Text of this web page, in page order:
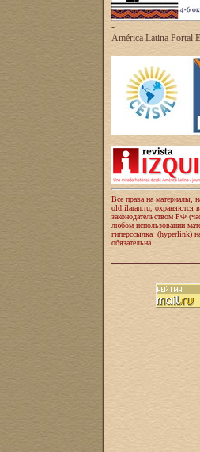
-
América Latina Portal
Все права на материалы,
old.ilaran.ru, охраняются в
законодательством РФ
любом использовании
гиперссылка (hyperlink)
обязательна.